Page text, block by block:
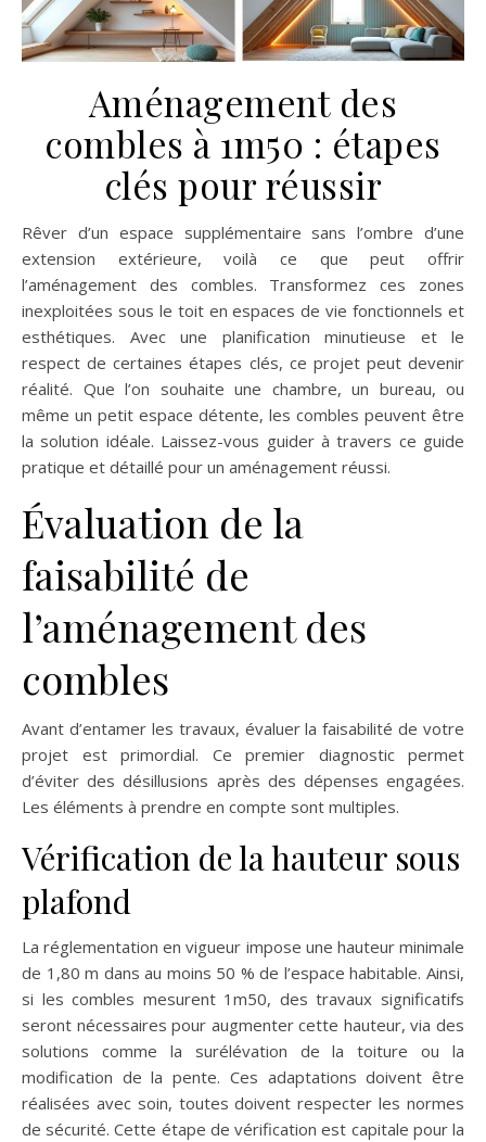
Aménagement des
combles à 1m50 : étapes
clés pour réussir
Rêver d’un espace supplémentaire sans l’ombre d’une
extension extérieure, voilà ce que peut offrir
l’aménagement des combles. Transformez ces zones
inexploitées sous le toit en espaces de vie fonctionnels et
esthétiques. Avec une planification minutieuse et le
respect de certaines étapes clés, ce projet peut devenir
réalité. Que l’on souhaite une chambre, un bureau, ou
même un petit espace détente, les combles peuvent être
la solution idéale. Laissez-vous guider à travers ce guide
pratique et détaillé pour un aménagement réussi.
Évaluation de la
faisabilité de
l’aménagement des
combles
Avant d’entamer les travaux, évaluer la faisabilité de votre
projet est primordial. Ce premier diagnostic permet
d’éviter des désillusions après des dépenses engagées.
Les éléments à prendre en compte sont multiples.
Vérification de la hauteur sous
plafond
La réglementation en vigueur impose une hauteur minimale
de 1,80 m dans au moins 50 % de l’espace habitable. Ainsi,
si les combles mesurent 1m50, des travaux significatifs
seront nécessaires pour augmenter cette hauteur, via des
solutions comme la surélévation de la toiture ou la
modification de la pente. Ces adaptations doivent être
réalisées avec soin, toutes doivent respecter les normes
de sécurité. Cette étape de vérification est capitale pour la